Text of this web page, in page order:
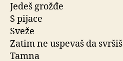
Jedeš grožđe
S pijace
Sveže
Zatim ne uspevaš da svršiš
Tamna